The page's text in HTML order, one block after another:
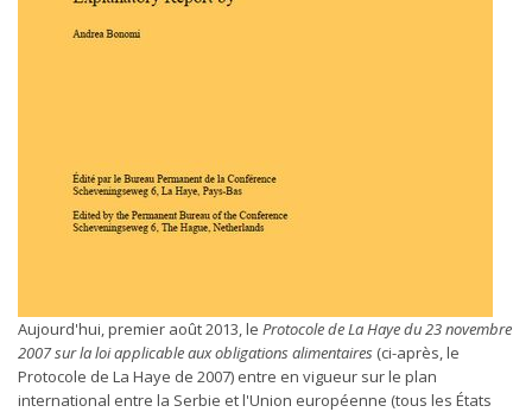
Aujourd'hui, premier août 2013, le Protocole de La Haye du 23 novembre
2007 sur la loi applicable aux obligations alimentaires (ci-après, le
Protocole de La Haye de 2007) entre en vigueur sur le plan
international entre la Serbie et l'Union européenne (tous les États